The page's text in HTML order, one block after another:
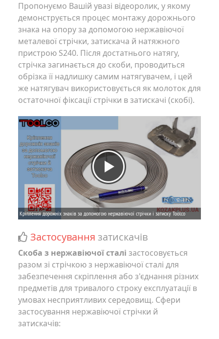
Пропонуємо Вашій увазі відеоролик, у якому
демонструється процес монтажу дорожнього
знака на опору за допомогою нержавіючої
металевої стрічки, затискача й натяжного
пристрою S240. Після достатнього натягу,
стрічка загинається до скоби, проводиться
обрізка її надлишку самим натягувачем, і цей
же натягувач використовується як молоток для
остаточної фіксації стрічки в затискачі (скобі).
Застосування затискачів
Скоба з нержавіючої сталі застосовується
разом зі стрічкою з нержавіючої сталі для
забезпечення скріплення або з'єднання різних
предметів для тривалого строку експлуатації в
умовах несприятливих середовищ. Сфери
застосування нержавіючої стрічки й
затискачів: